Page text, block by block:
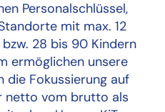
Personalschlüssel,
mit max. 12
28 bis 90 Kindern
ermöglichen unsere
die Fokussierung auf
netto vom brutto als